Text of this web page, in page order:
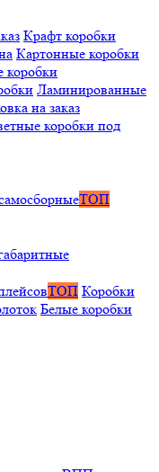
Крафт коробки
Картонные коробки
коробки
Ламинированные
на заказ
коробки под
ТОП
ТОП Коробки
Белые коробки